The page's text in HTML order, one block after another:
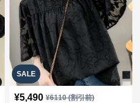
SALE
¥5,490 ¥6110(割引前)